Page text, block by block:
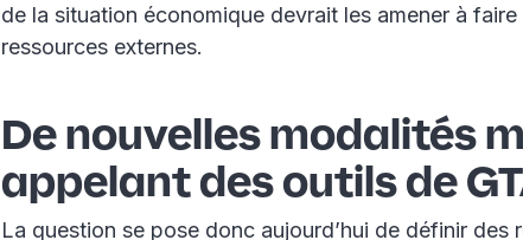
de la situation économique devrait les amener à
ressources externes.
De nouvelles modalités
appelant des outils de
La question se pose donc aujourd’hui de définir